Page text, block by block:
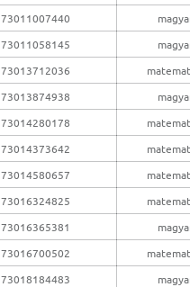
73011007440
73011058145
73013712036
73013874938
73014280178
73014373642
73014580657
73016324825
73016365381
73016700502
73018184483